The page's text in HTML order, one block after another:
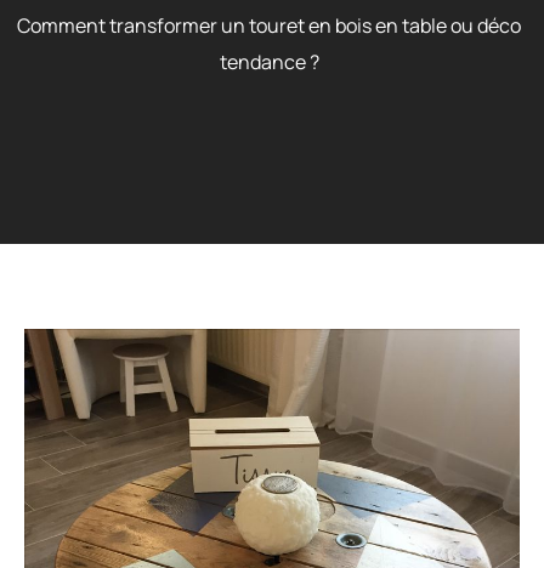
Comment transformer un touret en bois en table ou déco
tendance ?